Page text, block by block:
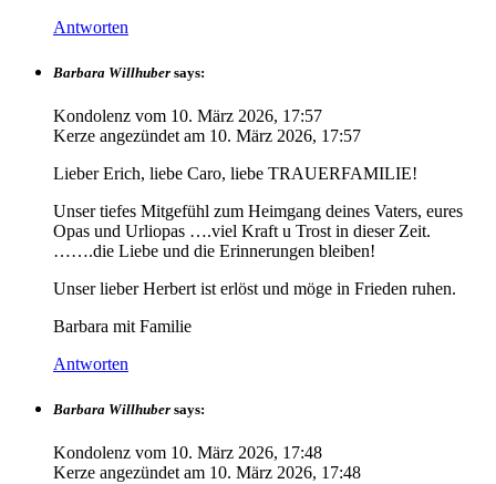
Antworten
Barbara Willhuber says:
Kondolenz vom 10. März 2026, 17:57
Kerze angezündet am 10. März 2026, 17:57
Lieber Erich, liebe Caro, liebe TRAUERFAMILIE!
Unser tiefes Mitgefühl zum Heimgang deines Vaters, eures
Opas und Urliopas ….viel Kraft u Trost in dieser Zeit.
…….die Liebe und die Erinnerungen bleiben!
Unser lieber Herbert ist erlöst und möge in Frieden ruhen.
Barbara mit Familie
Antworten
Barbara Willhuber says:
Kondolenz vom 10. März 2026, 17:48
Kerze angezündet am 10. März 2026, 17:48